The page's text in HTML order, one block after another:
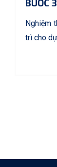
BƯỚC
Nghiệm
trì cho